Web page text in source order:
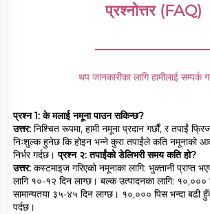
प्रश्नोत्तर (FAQ)
थप जानकारीका लागि हामीलाई सम्पर्क
प्रश्न 1: के मलाई नमूना पाउन सकिन्छ?
उत्तर: निश्चित रूपमा, हामी नमूना प्रदान गर्छौं, र तपाईं
निःशुल्क हुनेछ कि होइन भन्ने कुरा तपाईंले कति नमूनाको
निर्भर गर्दछ। प्रश्न २: तपाईंको डेलिभरी समय कति हो?
उत्तर: कस्टमाइज गरिएको नमूनाका लागि: भुक्तानी प्राप्त
लागि १०-१२ दिन लाग्छ। बल्क उत्पादनका लागि: १०,०००
सामान्यतया ३५-४५ दिन लाग्छ। १०,००० पिस भन्दा
पर्दछ।